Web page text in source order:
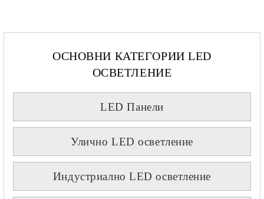
ОСНОВНИ КАТЕГОРИИ LED
ОСВЕТЛЕНИЕ
LED Панели
Улично LED осветление
Индустриално LED осветление